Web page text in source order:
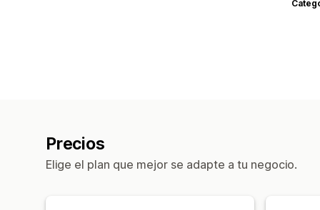
Precios
Elige el plan que mejor se adapte a tu negocio.